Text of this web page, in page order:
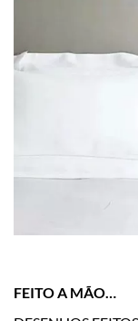
FEITO A MÃO…